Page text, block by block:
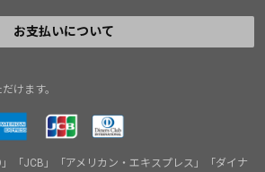
お支払いについて
けます。
」「JCB」「アメリカン・エキスプレス」「ダイナ